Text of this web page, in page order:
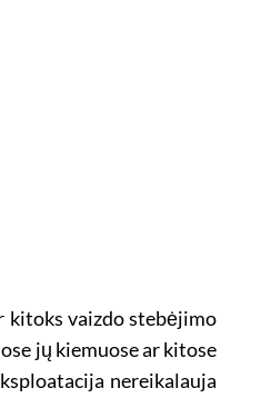
kitoks vaizdo stebėjimo
jų kiemuose ar kitose
nereikalauja